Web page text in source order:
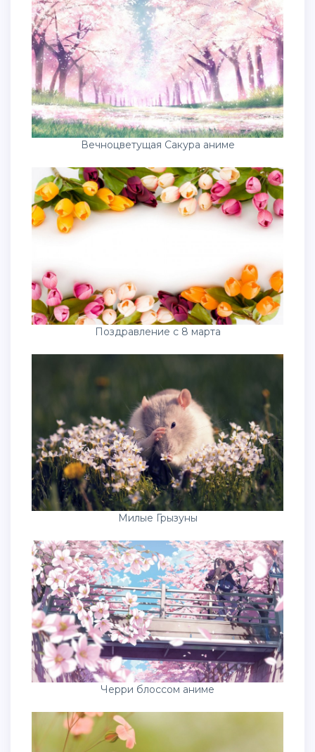
Вечноцветущая Сакура аниме
Поздравление с 8 марта
Милые Грызуны
Черри блоссом аниме